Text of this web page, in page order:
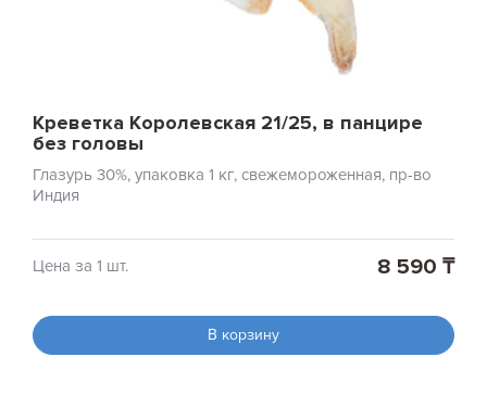
Креветка Королевская 21/25, в панцире
без головы
Глазурь 30%, упаковка 1 кг, свежемороженная, пр-во
Индия
Цена за 1 шт. 8 590 ₸
В корзину